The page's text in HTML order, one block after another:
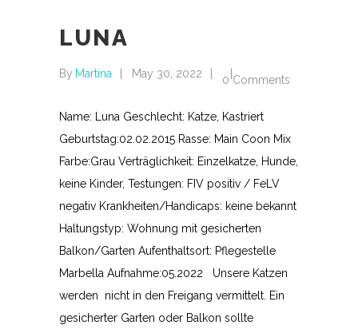
LUNA
By Martina May 30, 2022 0 Comments
Name: Luna Geschlecht: Katze, Kastriert
Geburtstag:02.02.2015 Rasse: Main Coon Mix
Farbe:Grau Verträglichkeit: Einzelkatze, Hunde,
keine Kinder, Testungen: FIV positiv / FeLV
negativ Krankheiten/Handicaps: keine bekannt
Haltungstyp: Wohnung mit gesicherten
Balkon/Garten Aufenthaltsort: Pflegestelle
Marbella Aufnahme:05.2022 Unsere Katzen
werden nicht in den Freigang vermittelt. Ein
gesicherter Garten oder Balkon sollte